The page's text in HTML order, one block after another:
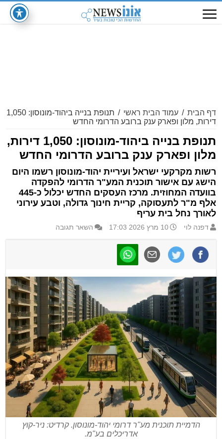
דף הבית / עמוד הבית ראשי /
תנופת בנייה ביהוד-מונוסון: 1,050
דירות, מלון ופארק ענק ברובע הדרומי החדש
תנופת בנייה ביהוד-מונוסון: 1,050 דירות,
מלון ופארק ענק ברובע הדרומי החדש
רשות מקרקעי ישראל ועיריית יהוד-מונוסון רשמו היום
הישג עם אישור תוכנית המע"ר הדרומי להפקדה
בוועדה המחוזית. מרכז העסקים החדש יכלול כ-445
אלף מ"ר לתעסוקה, קריית חינוך גדולה, וטבע עירוני
לאורך נחל בית עריף
דפנה לוי 10 מרץ 2026 17:03 השאר תגובה
הדמיית תוכנית מע"ר דרומי יהוד-מונוסון. קרדיט: ניר-קוץ
אדריכלים בע"מ.